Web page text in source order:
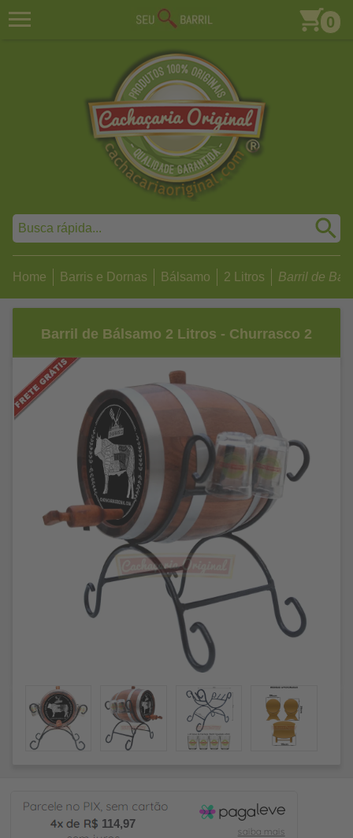
0
Home Barris e Dornas Bálsamo 2 Litros Barril de
Barril de Bálsamo 2 Litros - Churrasco 2
114,97